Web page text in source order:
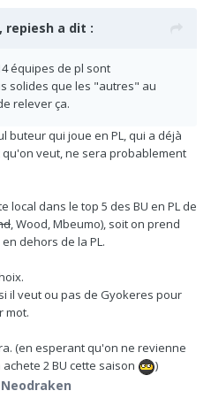
repiesh a dit :
équipes de pl sont
solides que les "autres" au
relever ça.
buteur qui joue en PL, qui a déjà
veut, ne sera probablement
local dans le top 5 des BU en PL de
, Wood, Mbeumo), soit on prend
dehors de la PL.
il veut ou pas de Gyokeres pour
mot.
(en esperant qu'on ne revienne
2 BU cette saison
)